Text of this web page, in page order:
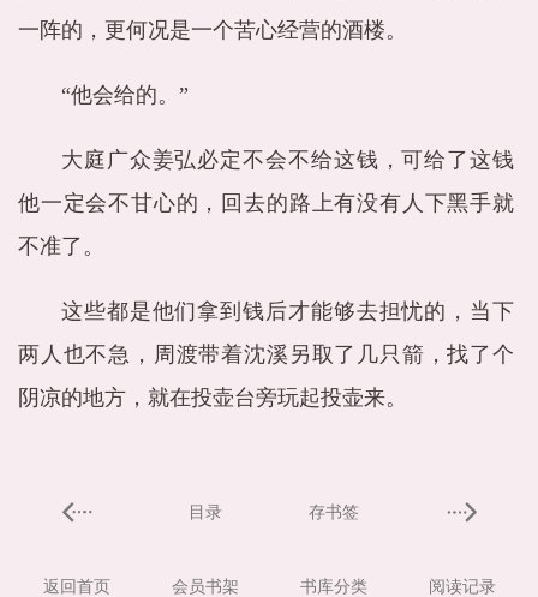
一阵的，更何况是一个苦心经营的酒楼。
“他会给的。”
大庭广众姜弘必定不会不给这钱，可给了这钱
他一定会不甘心的，回去的路上有没有人下黑手就
不准了。
这些都是他们拿到钱后才能够去担忧的，当下
两人也不急，周渡带着沈溪另取了几只箭，找了个
阴凉的地方，就在投壶台旁玩起投壶来。
目录 存书签
返回首页 会员书架 书库分类 阅读记录